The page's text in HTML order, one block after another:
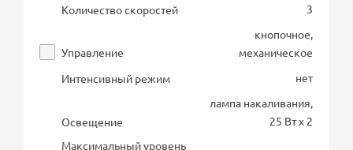
Количество скоростей
3
Управление
кнопочное,
механическое
Интенсивный режим
нет
Освещение
лампа накаливания,
25 Вт х 2
Максимальный уровень